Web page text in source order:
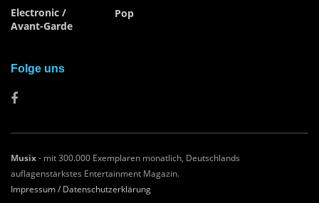
Electronic /
Avant-Garde
Pop
Folge uns
Musix- mit 300.000 Exemplaren monatlich, Deutschlands
auflagenstärkstes Entertainment Magazin.
Impressum / Datenschutzerklärung